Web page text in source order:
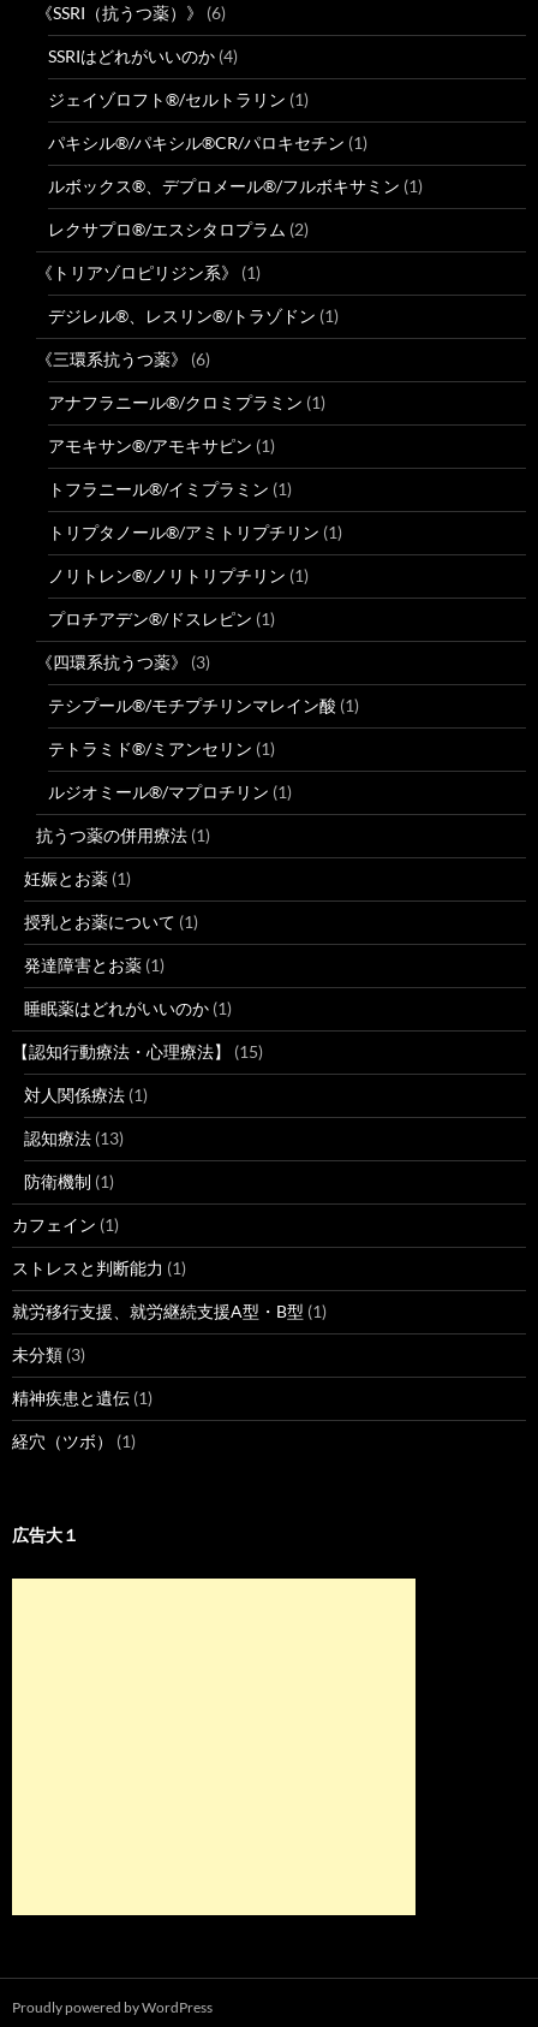
《SSRI（抗うつ薬）》 (6)
SSRIはどれがいいのか (4)
ジェイゾロフト®/セルトラリン (1)
パキシル®/パキシル®CR/パロキセチン (1)
ルボックス®、デプロメール®/フルボキサミン (1)
レクサプロ®/エスシタロプラム (2)
《トリアゾロピリジン系》 (1)
デジレル®、レスリン®/トラゾドン (1)
《三環系抗うつ薬》 (6)
アナフラニール®/クロミプラミン (1)
アモキサン®/アモキサピン (1)
トフラニール®/イミプラミン (1)
トリプタノール®/アミトリプチリン (1)
ノリトレン®/ノリトリプチリン (1)
プロチアデン®/ドスレピン (1)
《四環系抗うつ薬》 (3)
テシプール®/モチプチリンマレイン酸 (1)
テトラミド®/ミアンセリン (1)
ルジオミール®/マプロチリン (1)
抗うつ薬の併用療法 (1)
妊娠とお薬 (1)
授乳とお薬について (1)
発達障害とお薬 (1)
睡眠薬はどれがいいのか (1)
【認知行動療法・心理療法】 (15)
対人関係療法 (1)
認知療法 (13)
防衛機制 (1)
カフェイン (1)
ストレスと判断能力 (1)
就労移行支援、就労継続支援A型・B型 (1)
未分類 (3)
精神疾患と遺伝 (1)
経穴（ツボ） (1)
広告大１
Proudly powered by WordPress